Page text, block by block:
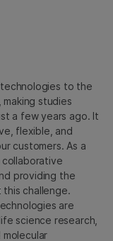
to the
studies
a few years ago. It
flexible, and
customers. As a
collaborative
providing the
challenge.
are
science research,
molecular